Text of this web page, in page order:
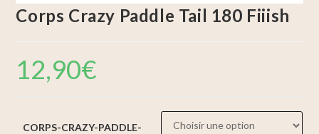
Corps Crazy Paddle Tail 180 Fiiish
12,90€
CORPS-CRAZY-PADDLE-